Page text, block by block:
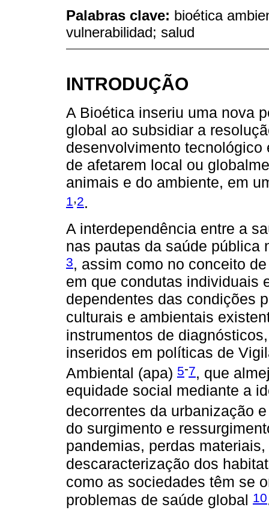
Palabras clave: bioética
vulnerabilidad; salud
INTRODUÇÃO
A Bioética inseriu uma nova
global ao subsidiar a
desenvolvimento
de afetarem local ou
animais e do ambiente, em
1 ,2.
A interdependência entre a
nas pautas da saúde pública
3, assim como no conceito
em que condutas individuais
dependentes das condições
culturais e ambientais
instrumentos de
inseridos em políticas de
Ambiental (apa) 5-7, que
equidade social mediante a
decorrentes da urbanização
do surgimento e
pandemias, perdas
descaracterização dos
como as sociedades têm se
problemas de saúde global 10